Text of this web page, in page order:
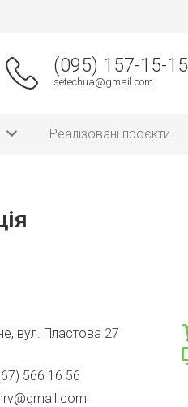
(095) 157-15-15
setechua@gmail.com
Реалізовані проєкти
вул. Пластова 27
566 16 56